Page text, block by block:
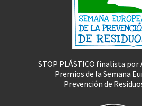
STOP PLÁSTICO finalista por
Premios de la Semana
Prevención de